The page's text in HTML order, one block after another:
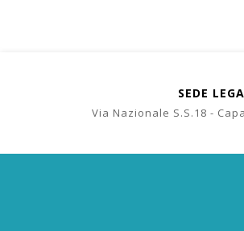
SEDE
Via Nazionale S.S.18 -